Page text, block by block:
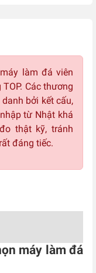
làm đá viên
Các thương
bởi kết cấu,
từ Nhật khá
thật kỹ, tránh
đáng tiếc.
máy làm đá